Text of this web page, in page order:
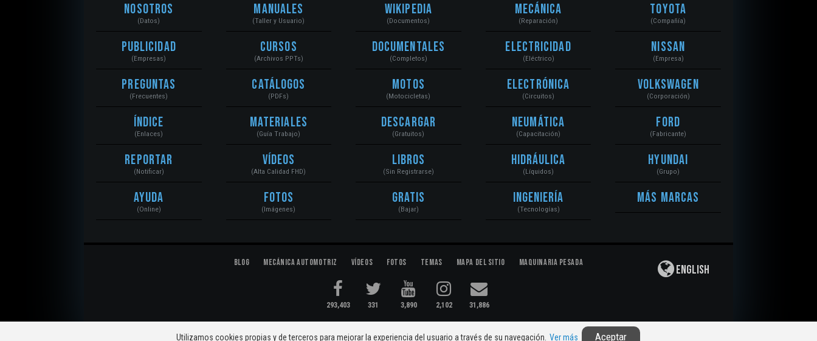
Nosotros
(Datos)
Publicidad
(Empresas)
Preguntas
(Frecuentes)
Índice
(Enlaces)
Reportar
(Notificar)
Ayuda
(Online)
Manuales
(Taller y Usuario)
Cursos
(Archivos PPTs)
Catálogos
(PDFs)
Materiales
(Guía Trabajo)
Vídeos
(Alta Calidad FHD)
Fotos
(Imágenes)
Wikipedia
(Documentos)
Documentales
(Completos)
Motos
(Motocicletas)
Descargar
(Gratuitos)
Libros
(Sin Registrarse)
Gratis
(Bajar)
Mecánica
(Reparación)
Electricidad
(Eléctrico)
Electrónica
(Circuitos)
Neumática
(Capacitación)
Hidráulica
(Líquidos)
Ingeniería
(Tecnologías)
Toyota
(Compañía)
Nissan
(Empresa)
Volkswagen
(Corporación)
Ford
(Fabricante)
Hyundai
(Grupo)
Más Marcas
Blog Mecánica Automotriz Vídeos Fotos Temas Mapa del Sitio Maquinaria Pesada
293,403 331 3,890 2,102 31,886
English
|Derechos de Autor
Utilizamos cookies propias y de terceros para mejorar la experiencia del usuario a través de su navegación. Ver más Aceptar